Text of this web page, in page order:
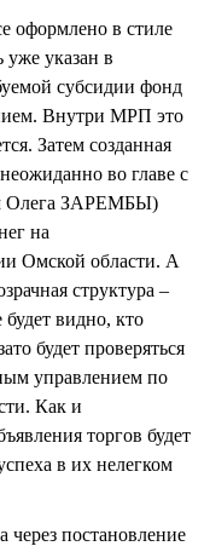
оформлено в стиле
уже указан в
субсидии фонд
Внутри МРП это
Затем созданная
во главе с
Олега ЗАРЕМБЫ)
на
Омской области. А
структура –
видно, кто
будет проверяться
управлением по
Как и
торгов будет
в их нелегком
через постановление